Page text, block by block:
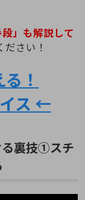
」も解説して
さい！
！
ス ←
る裏技①スチ